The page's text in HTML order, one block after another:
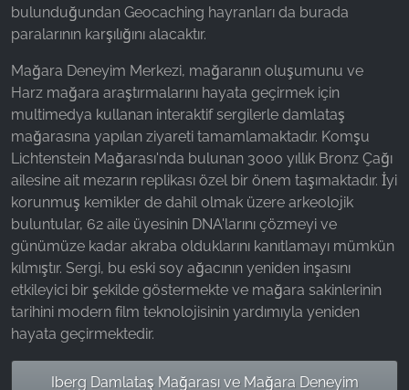
bulunduğundan Geocaching hayranları da burada
paralarının karşılığını alacaktır.
Mağara Deneyim Merkezi, mağaranın oluşumunu ve
Harz mağara araştırmalarını hayata geçirmek için
multimedya kullanan interaktif sergilerle damlataş
mağarasına yapılan ziyareti tamamlamaktadır. Komşu
Lichtenstein Mağarası'nda bulunan 3000 yıllık Bronz Çağı
ailesine ait mezarın replikası özel bir önem taşımaktadır. İyi
korunmuş kemikler de dahil olmak üzere arkeolojik
buluntular, 62 aile üyesinin DNA'larını çözmeyi ve
günümüze kadar akraba olduklarını kanıtlamayı mümkün
kılmıştır. Sergi, bu eski soy ağacının yeniden inşasını
etkileyici bir şekilde göstermekte ve mağara sakinlerinin
tarihini modern film teknolojisinin yardımıyla yeniden
hayata geçirmektedir.
Iberg Damlataş Mağarası ve Mağara Deneyim
Purpose:
Web sitesi kullanımına ilişkin istatistiklerin
Cookie duration:
24 saat - 2 yıl